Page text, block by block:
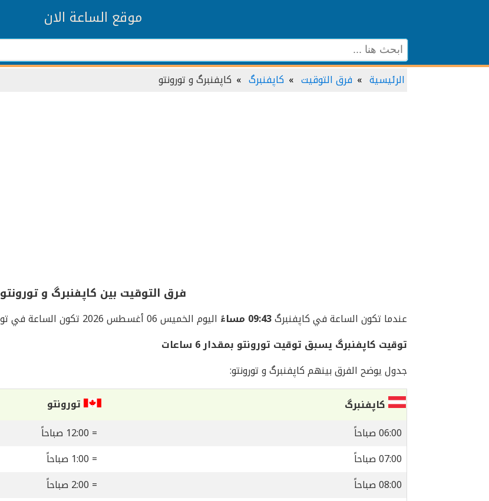
موقع الساعة الان
الرئيسية فرق التوقيت کاپفنبرگ کاپفنبرگ و تورونتو
فرق التوقيت بين کاپفنبرگ و تورونتو
عندما تكون الساعة في کاپفنبرگ09:43 مساءً اليوم الخميس 06 أغسطس 2026 تكون الساعة في تورونتو
توقيت کاپفنبرگ يسبق توقيت تورونتو بمقدار 6 ساعات
جدول يوضح الفرق بينهم کاپفنبرگ و تورونتو:
کاپفنبرگ
تورونتو
06:00 صباحاً
= 12:00 صباحاً
07:00 صباحاً
= 1:00 صباحاً
08:00 صباحاً
= 2:00 صباحاً